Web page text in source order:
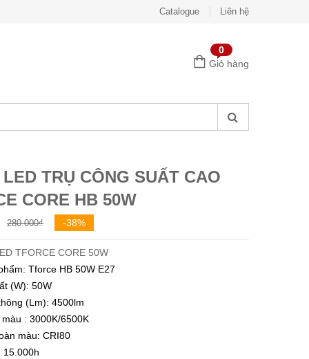
Catalogue Liên hệ
0
Giỏ hàng
TRỤ CÔNG SUẤT CAO
CORE HB 50W
280.000₫Giá
là:
280.000₫.
Giá
tại
là:
172.500₫.
-38%
TFORCE CORE 50W
Tforce HB 50W E27
(W): 50W
(Lm): 4500lm
: 3000K/6500K
màu: CRI80
15.000h